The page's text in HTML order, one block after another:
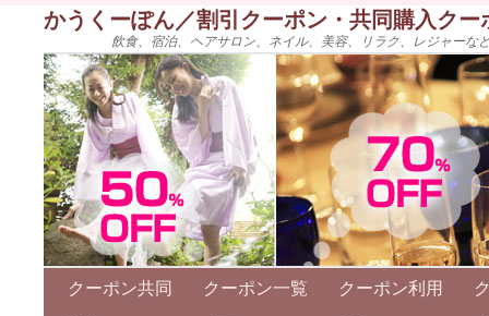
かうくーぽん／割引クーポン・共同購入ク
飲食、宿泊、ヘアサロン、ネイル、美容、リラク、レジャー
クーポン共同 クーポン一覧 クーポン利用